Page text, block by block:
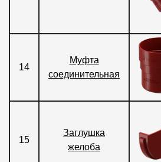
14
Муфта
соединительная
15
Заглушка
желоба